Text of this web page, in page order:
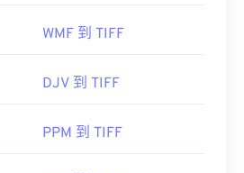
ColorStrokes 、GNU 影像處理程
WMF 到 TIFF
DJV 到 TIFF
PPM 到 TIFF